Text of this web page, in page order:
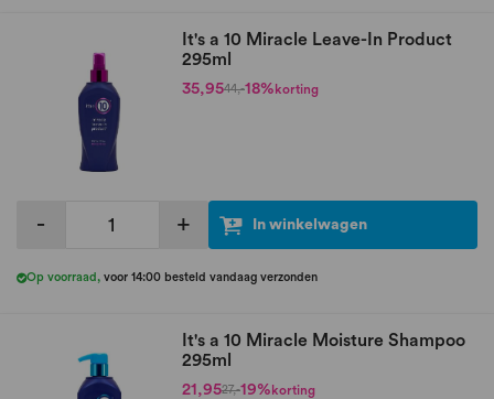
It's a 10 Miracle Leave-In Product
295ml
35,9544,-18% korting
- + In winkelwagen
Op voorraad , voor 14:00 besteld vandaag verzonden
It's a 10 Miracle Moisture Shampoo
295ml
21,9527,-19% korting